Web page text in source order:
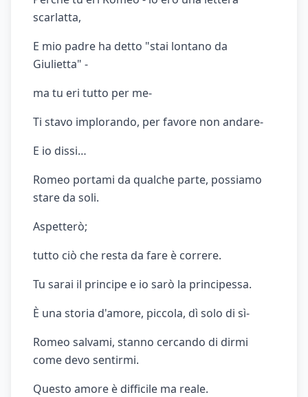
scarlatta,
E mio padre ha detto "stai lontano da
Giulietta" -
ma tu eri tutto per me-
Ti stavo implorando, per favore non andare-
E io dissi…
Romeo portami da qualche parte, possiamo
stare da soli.
Aspetterò;
tutto ciò che resta da fare è correre.
Tu sarai il principe e io sarò la principessa.
È una storia d'amore, piccola, dì solo di sì-
Romeo salvami, stanno cercando di dirmi
come devo sentirmi.
Questo amore è difficile ma reale.